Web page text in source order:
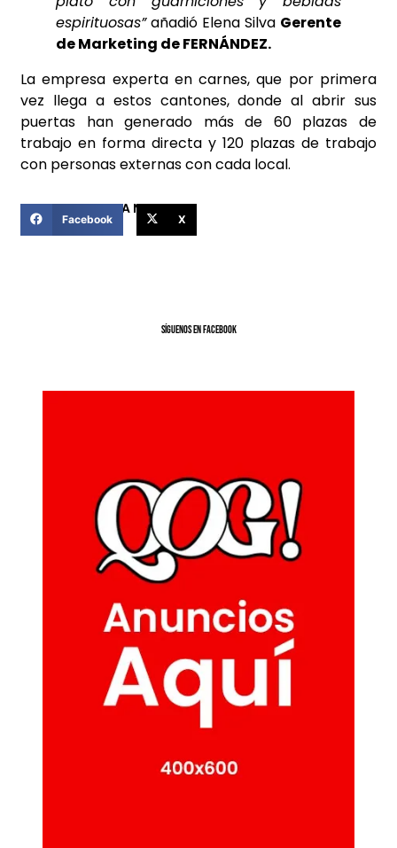
espirituosas”añadió Elena Silva Gerente
de Marketing de FERNÁNDEZ.
La empresa experta en carnes, que por primera
vez llega a estos cantones, donde al abrir sus
puertas han generado más de 60 plazas de
trabajo en forma directa y 120 plazas de trabajo
con personas externas con cada local.
COMPARTIR ESTA NOTICIA
Facebook X
SíGUENOS EN FACEBOOK